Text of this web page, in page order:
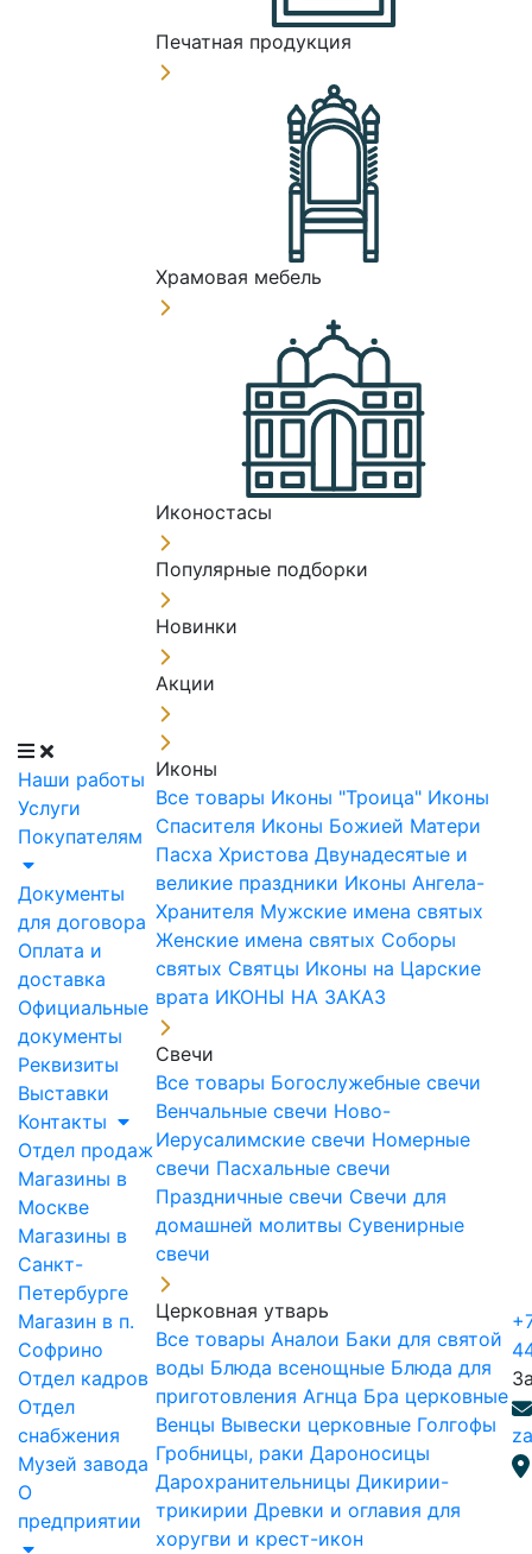
Наши работы
Услуги
Покупателям
Документы
для договора
Оплата и
доставка
Официальные
документы
Реквизиты
Выставки
Контакты
Отдел продаж
Магазины в
Москве
Магазины в
Санкт-
Петербурге
Магазин в п.
Софрино
Отдел кадров
Отдел
снабжения
Музей завода
О
предприятии
Печатная продукция
Храмовая мебель
Иконостасы
Популярные подборки
Новинки
Акции
Иконы
Все товары Иконы "Троица" Иконы
Спасителя Иконы Божией Матери
Пасха Христова Двунадесятые и
великие праздники Иконы Ангела-
Хранителя Мужские имена святых
Женские имена святых Соборы
святых Святцы Иконы на Царские
врата ИКОНЫ НА ЗАКАЗ
Свечи
Все товары Богослужебные свечи
Венчальные свечи Ново-
Иерусалимские свечи Номерные
свечи Пасхальные свечи
Праздничные свечи Свечи для
домашней молитвы Сувенирные
свечи
Церковная утварь
Все товары Аналои Баки для святой
воды Блюда всенощные Блюда для
приготовления Агнца Бра церковные
Венцы Вывески церковные Голгофы
Гробницы, раки Дароносицы
Дарохранительницы Дикирии-
трикирии Древки и оглавия для
хоругви и крест-икон